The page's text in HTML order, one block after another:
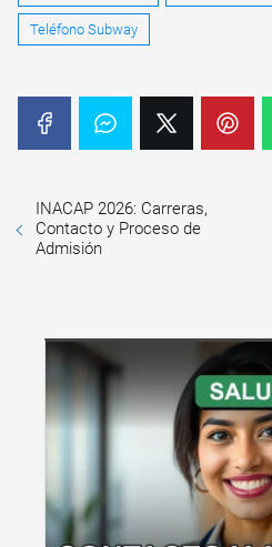
Teléfono Subway
INACAP 2026: Carreras,
Contacto y Proceso de
Admisión